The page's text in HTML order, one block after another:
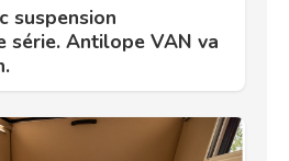
suspension
série. Antilope VAN va